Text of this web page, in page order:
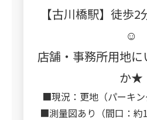
【古川橋駅】徒歩
☺
店舗・事務所用地に
か★
■現況：更地（パーキン
■測量図あり（間口：